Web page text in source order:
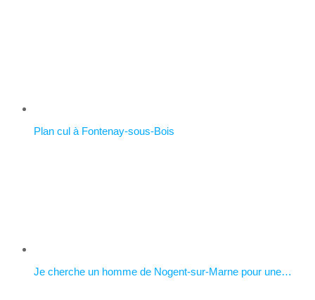
Plan cul à Fontenay-sous-Bois
Je cherche un homme de Nogent-sur-Marne pour une…